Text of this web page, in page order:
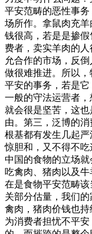
平安范畴的恶性事
场所作。拿鼠肉充
钱很高，若是是掺
费者，卖实羊肉的
允合作的市场，反
做很难推进。所以
平安的事务，若是
一般的守法运营者，
就会很是坚苦，这
由。第三，泛博的
根基都有发生几起
惊胆和，又不得不
中国的食物的立场
吃禽肉、猪肉以及
在是食物平安范畴
关部分估量，我们
禽肉，猪肉价钱也
为消费者担忧不平